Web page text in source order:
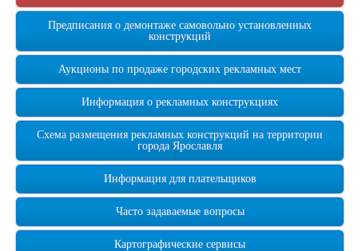
Предписания о демонтаже самовольно установленных
конструкций
Аукционы по продаже городских рекламных мест
Информация о рекламных конструкциях
Схема размещения рекламных конструкций на территории
города Ярославля
Информация для плательщиков
Часто задаваемые вопросы
Картографические сервисы